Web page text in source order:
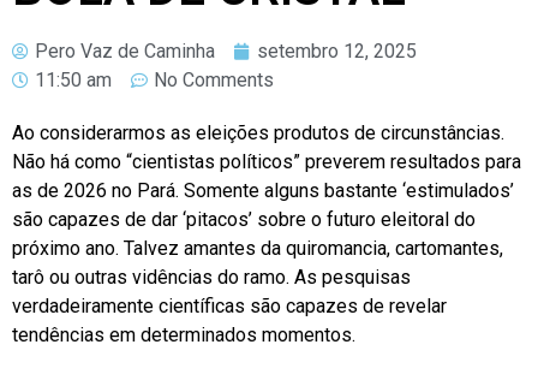
Pero Vaz de Caminha
setembro 12, 2025
11:50 am
No Comments
Ao considerarmos as eleições produtos de circunstâncias.
Não há como “cientistas políticos” preverem resultados para
as de 2026 no Pará. Somente alguns bastante ‘estimulados’
são capazes de dar ‘pitacos’ sobre o futuro eleitoral do
próximo ano. Talvez amantes da quiromancia, cartomantes,
tarô ou outras vidências do ramo. As pesquisas
verdadeiramente científicas são capazes de revelar
tendências em determinados momentos.